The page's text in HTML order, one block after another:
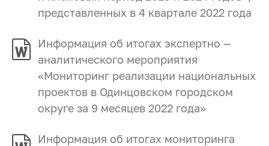
представленных в 4 квартале 2022 года
Информация об итогах экспертно —
аналитического мероприятия
«Мониторинг реализации национальных
проектов в Одинцовском городском
округе за 9 месяцев 2022 года»
Информация об итогах мониторинга